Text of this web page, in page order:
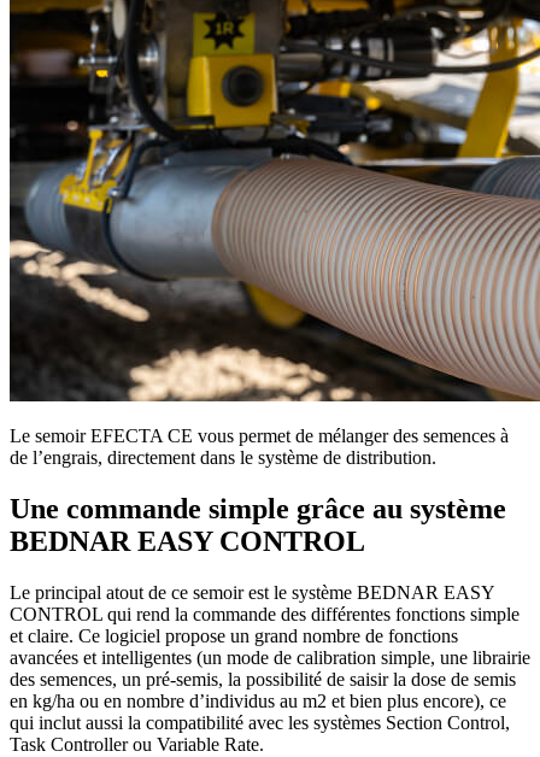
Le semoir EFECTA CE vous permet de mélanger des semences à
de l’engrais, directement dans le système de distribution.
Une commande simple grâce au système
BEDNAR EASY CONTROL
Le principal atout de ce semoir est le système BEDNAR EASY
CONTROL qui rend la commande des différentes fonctions simple
et claire. Ce logiciel propose un grand nombre de fonctions
avancées et intelligentes (un mode de calibration simple, une librairie
des semences, un pré-semis, la possibilité de saisir la dose de semis
en kg/ha ou en nombre d’individus au m2 et bien plus encore), ce
qui inclut aussi la compatibilité avec les systèmes Section Control,
Task Controller ou Variable Rate.